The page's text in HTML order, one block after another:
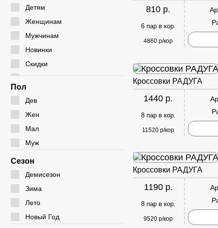
Сабо
Сандалии
Детям
Женщинам
Мужчинам
Новинки
Скидки
Сумки
Пол
Дев
Жен
Мал
Муж
Сезон
Демисезон
Зима
Лето
Новый Год
810 р.
6 пар в кор.
4860 р/кор
Кроссовки РАДУГА
1440 р.
8 пар в кор.
11520 р/кор
Кроссовки РАДУГА
1190 р.
8 пар в кор.
9520 р/кор